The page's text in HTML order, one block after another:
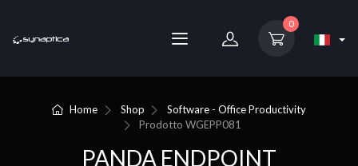
0
Home Shop
Software - Office Productivity
ProdottoWGEPP081
PANDA ENDPOINT